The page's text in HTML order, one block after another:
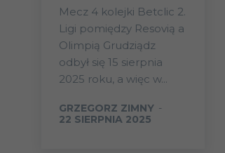
Mecz 4 kolejki Betclic 2.
Ligi pomiędzy Resovią a
Olimpią Grudziądz
odbył się 15 sierpnia
2025 roku, a więc w...
GRZEGORZ ZIMNY -
22 SIERPNIA 2025